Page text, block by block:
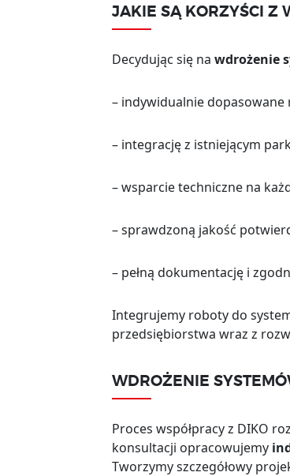
JAKIE SĄ KORZYŚCI Z
Decydując się na wdrożenie
– indywidualnie dopasowane
– integrację z istniejącym
– wsparcie techniczne na
– sprawdzoną jakość
– pełną dokumentację i
Integrujemy roboty do
przedsiębiorstwa wraz z
WDROŻENIE
Proces współpracy z DIKO
konsultacji opracowujemy
Tworzymy szczegółowy